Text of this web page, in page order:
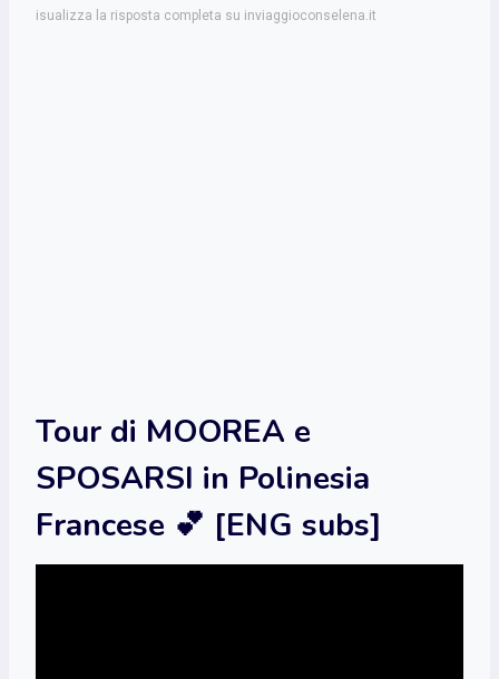
isualizza la risposta completa su inviaggioconselena.it
Tour di MOOREA e
SPOSARSI in Polinesia
Francese 💕 [ENG subs]